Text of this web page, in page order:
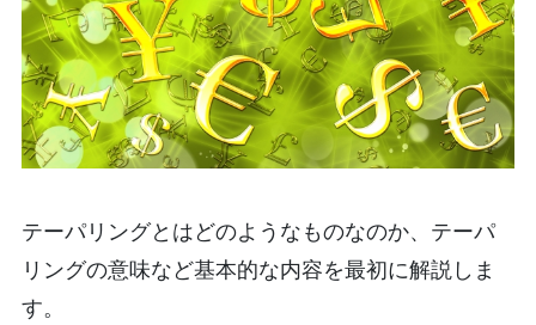
テーパリングとはどのようなものなのか、テーパ
リングの意味など基本的な内容を最初に解説しま
す。